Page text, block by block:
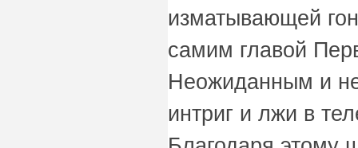
изматывающей
самим главой
Неожиданным и
интриг и лжи в